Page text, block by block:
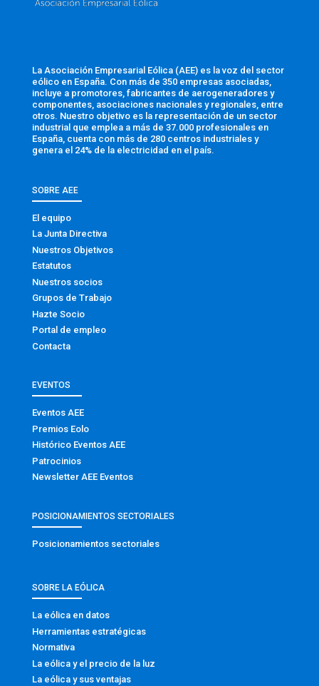
La Asociación Empresarial Eólica (AEE) es la voz del sector
eólico en España. Con más de 350 empresas asociadas,
incluye a promotores, fabricantes de aerogeneradores y
componentes, asociaciones nacionales y regionales, entre
otros. Nuestro objetivo es la representación de un sector
industrial que emplea a más de 37.000 profesionales en
España, cuenta con más de 280 centros industriales y
genera el 24% de la electricidad en el país.
SOBRE AEE
El equipo
La Junta Directiva
Nuestros Objetivos
Estatutos
Nuestros socios
Grupos de Trabajo
Hazte Socio
Portal de empleo
Contacta
EVENTOS
Eventos AEE
Premios Eolo
Histórico Eventos AEE
Patrocinios
Newsletter AEE Eventos
POSICIONAMIENTOS SECTORIALES
Posicionamientos sectoriales
SOBRE LA EÓLICA
La eólica en datos
Herramientas estratégicas
Normativa
La eólica y el precio de la luz
La eólica y sus ventajas